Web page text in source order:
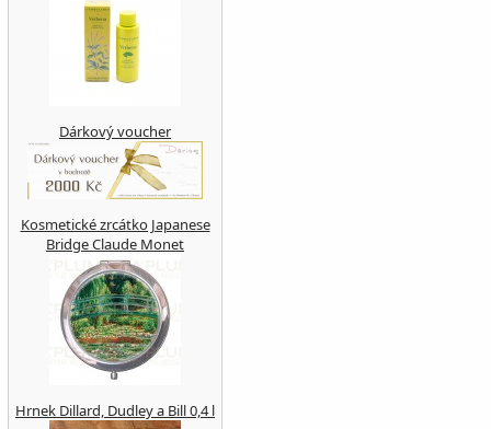
Dárkový voucher
Kosmetické zrcátko Japanese
Bridge Claude Monet
Hrnek Dillard, Dudley a Bill 0,4 l